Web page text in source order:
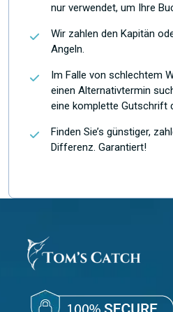
nur verwendet, um Ihre
Wir zahlen den Kapitän
Angeln.
Im Falle von schlechtem
einen Alternativtermin
eine komplette Gutschrift
Finden Sie’s günstiger,
Differenz. Garantiert!